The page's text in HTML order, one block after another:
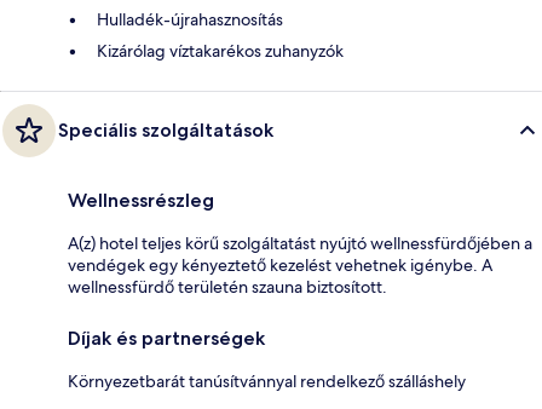
Hulladék-újrahasznosítás
Kizárólag víztakarékos zuhanyzók
Speciális szolgáltatások
Wellnessrészleg
A(z) hotel teljes körű szolgáltatást nyújtó wellnessfürdőjében a
vendégek egy kényeztető kezelést vehetnek igénybe. A
wellnessfürdő területén szauna biztosított.
Díjak és partnerségek
Környezetbarát tanúsítvánnyal rendelkező szálláshely